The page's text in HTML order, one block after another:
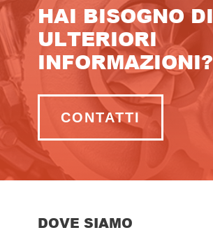
HAI BISOGNO DI
ULTERIORI
INFORMAZIONI?
CONTATTI
DOVE SIAMO